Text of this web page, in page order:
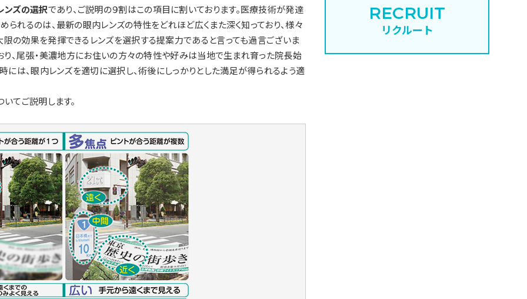
ンズの選択であり、ご説明の９割はこの項目に割いております。医療技術が発達
れるのは、最新の眼内レンズの特性をどれほど広くまた深く知っており、様々
効果を発揮できるレンズを選択する提案力であると言っても過言ございま
、尾張・美濃地方にお住いの方々の特性や好みは当地で生まれ育った院長始
は、眼内レンズを適切に選択し、術後にしっかりとした満足が得られるよう適
てご説明します。
RECRUIT
リクルート